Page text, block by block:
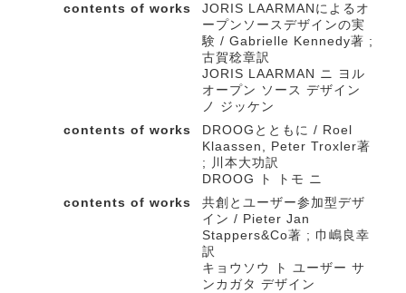
contents of works
JORIS LAARMANによるオ
ープンソースデザインの実
験 / Gabrielle Kennedy著 ;
古賀稔章訳
JORIS LAARMAN ニ ヨル
オープン ソース デザイン
ノ ジッケン
contents of works
DROOGとともに / Roel
Klaassen, Peter Troxler著
; 川本大功訳
DROOG ト トモ ニ
contents of works
共創とユーザー参加型デザ
イン / Pieter Jan
Stappers&Co著 ; 巾嶋良幸
訳
キョウソウ ト ユーザー サ
ンカガタ デザイン